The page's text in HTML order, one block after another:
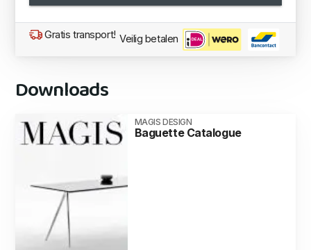
Gratis transport! Veilig betalen
Downloads
MAGIS DESIGN
Baguette Catalogue